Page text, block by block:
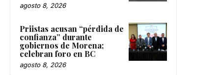
agosto 8, 2026
Priistas acusan “pérdida de
confianza” durante
gobiernos de Morena;
celebran foro en BC
agosto 8, 2026